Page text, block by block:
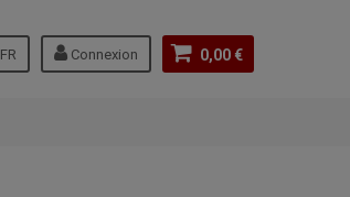
0,00 €
Connexion
FR